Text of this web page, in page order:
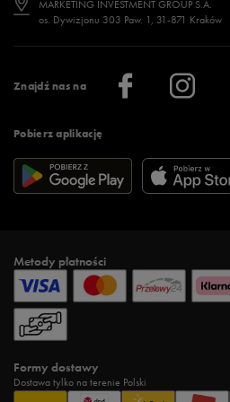
Znajdź nas na
Pobierz aplikację
Regulamin sklepu 50 style
Regulamin aplikacji 50 style
Więcej regulaminów >
Więcej >
Klub 50 style
Praca
Informacje o firmie
MARKETING INVESTMENT GROUP S.A.
os. Dywizjonu 303 Paw. 1, 31-871 Kraków
Metody płatności
Formy dostawy
Dostawa tylko na terenie Polski